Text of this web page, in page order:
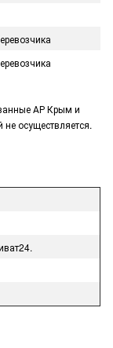
АР Крым и
осуществляется.